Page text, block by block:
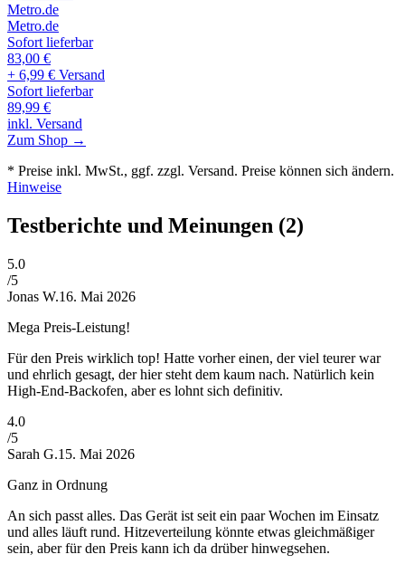
Metro.de
Metro.de
Sofort lieferbar
83,00 €
+ 6,99 € Versand
Sofort lieferbar
89,99 €
inkl. Versand
Zum Shop →
* Preise inkl. MwSt., ggf. zzgl. Versand. Preise können sich ändern.
Hinweise
Testberichte und Meinungen (2)
5.0
/5
Jonas W.16. Mai 2026
Mega Preis-Leistung!
Für den Preis wirklich top! Hatte vorher einen, der viel teurer war
und ehrlich gesagt, der hier steht dem kaum nach. Natürlich kein
High-End-Backofen, aber es lohnt sich definitiv.
4.0
/5
Sarah G.15. Mai 2026
Ganz in Ordnung
An sich passt alles. Das Gerät ist seit ein paar Wochen im Einsatz
und alles läuft rund. Hitzeverteilung könnte etwas gleichmäßiger
sein, aber für den Preis kann ich da drüber hinwegsehen.